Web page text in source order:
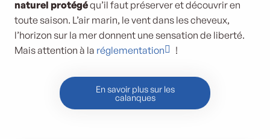
naturel protégéqu’il faut préserver et découvrir en
toute saison. L’air marin, le vent dans les cheveux,
l’horizon sur la mer donnent une sensation de liberté.
Mais attention à la réglementation !
En savoir plus sur les
calanques